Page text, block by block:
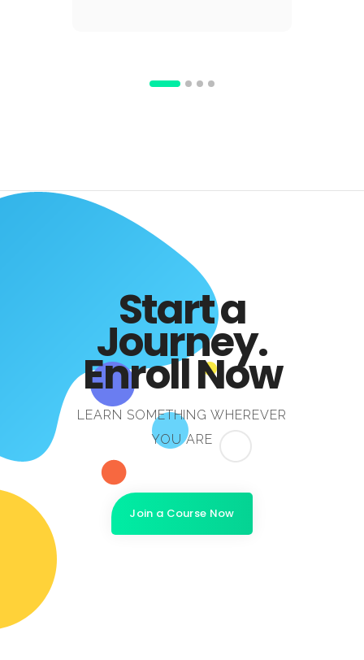
Start a
Journey.
Enroll Now
LEARN SOMETHING WHEREVER
YOU ARE
Join a Course Now